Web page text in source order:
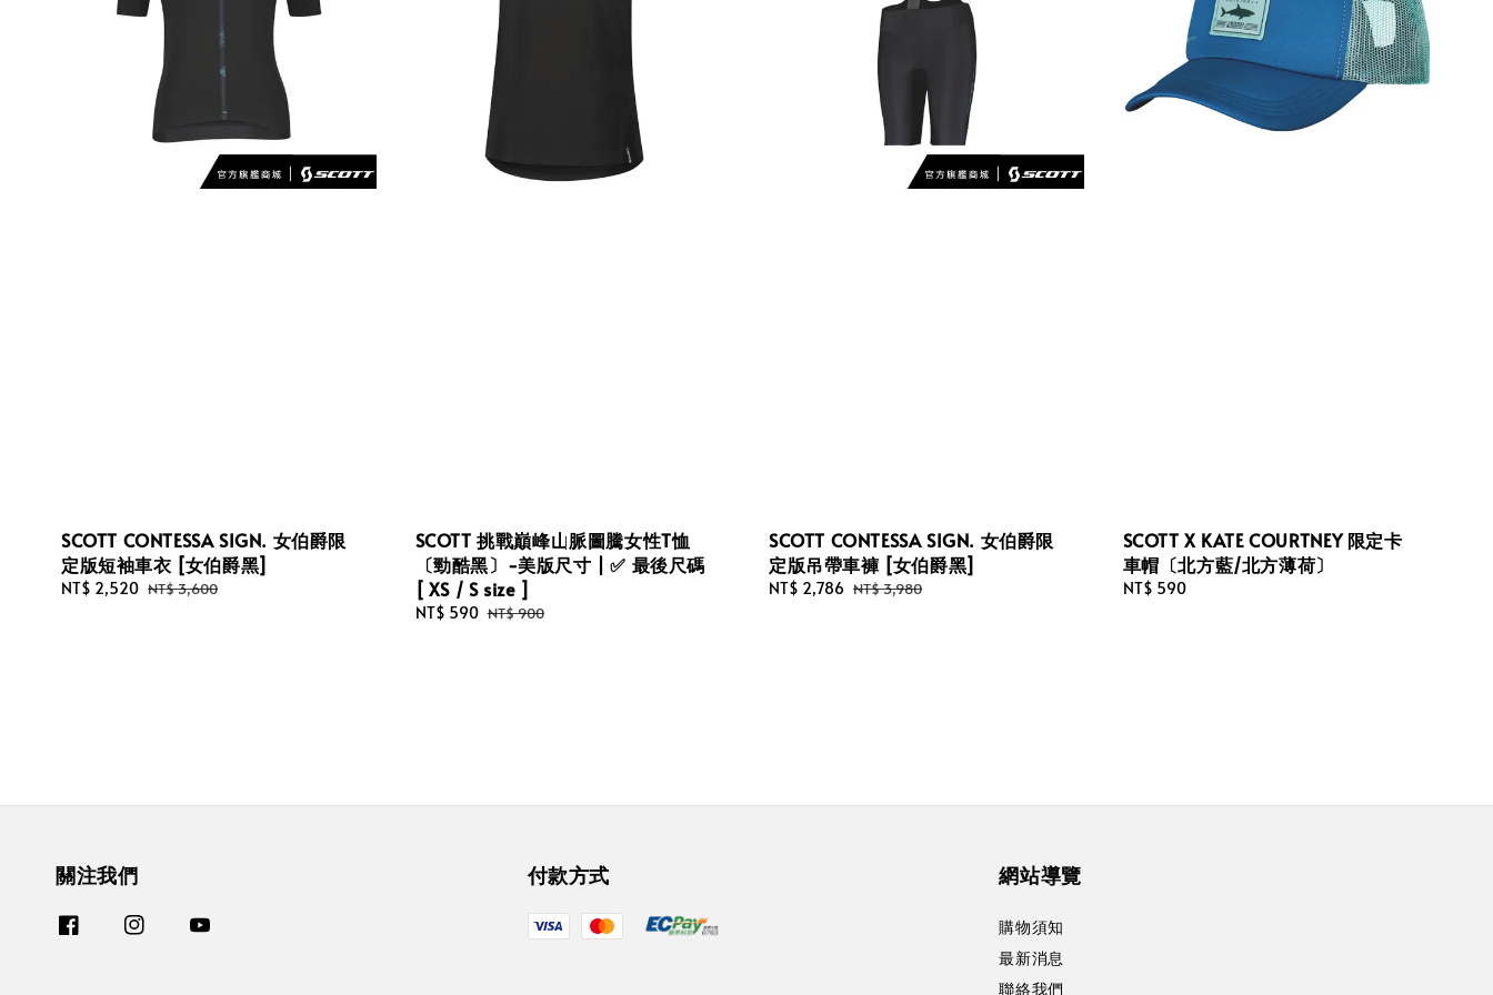
SCOTT CONTESSA SIGN. 女伯爵限
定版短袖車衣 [女伯爵黑]
Sale
NT$ 2,520 Regular
NT$ 3,600
SCOTT 挑戰巔峰山脈圖騰女性T恤
〔勁酷黑〕-美版尺寸 | ✅ 最後尺碼
[ XS / S size ]
Sale
NT$ 590 Regular
NT$ 900
SCOTT CONTESSA SIGN. 女伯爵限
定版吊帶車褲 [女伯爵黑]
Sale
NT$ 2,786 Regular
NT$ 3,980
SCOTT X KATE COURTNEY 限定卡
車帽〔北方藍/北方薄荷〕
Regular
NT$ 590
關注我們 付款方式 網站導覽
購物須知
最新消息
聯絡我們